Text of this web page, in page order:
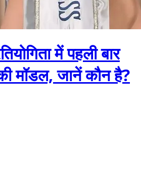
में पहली बार
मॉडल, जानें कौन है?